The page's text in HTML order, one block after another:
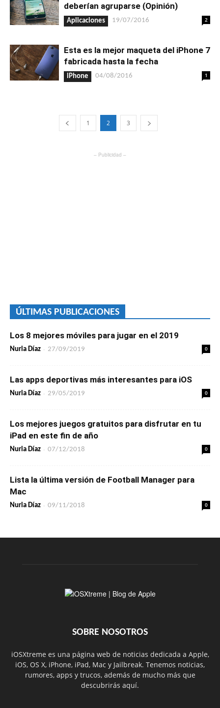
deberían agruparse (Opinión)
Aplicaciones 19/07/2016 2
Esta es la mejor maqueta del iPhone 7
fabricada hasta la fecha
iPhone 04/08/2016 1
1 2 3
– Publicidad –
ÚLTIMAS PUBLICACIONES
Los 8 mejores móviles para jugar en el 2019
Nuria Díaz - 27/09/2019 0
Las apps deportivas más interesantes para iOS
Nuria Díaz - 29/05/2019 0
Los mejores juegos gratuitos para disfrutar en tu
iPad en este fin de año
Nuria Díaz - 07/12/2018 0
Lista la última versión de Football Manager para
Mac
Nuria Díaz - 09/11/2018 0
SOBRE NOSOTROS
iOSXtreme es una página web de noticias dedicada a Apple,
iOS, OS X, iPhone, iPad, Mac y Jailbreak. Tenemos noticias,
rumores, apps y trucos, además de mucho más que
descubrirás aquí.